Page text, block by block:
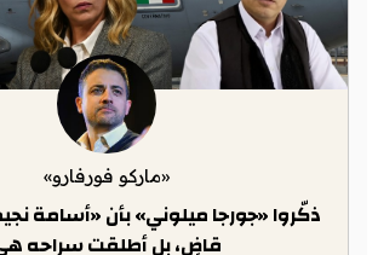
«ماركو فورفارو»
ذكّروا «جورجا ميلوني» بأن «أسامة
قاضٍ، بل أطلقت سراحه